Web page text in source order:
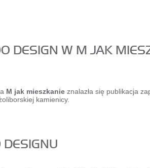
DESIGN W M JAK
M jak mieszkanie znalazła się publikacja
kamienicy.
DESIGNU